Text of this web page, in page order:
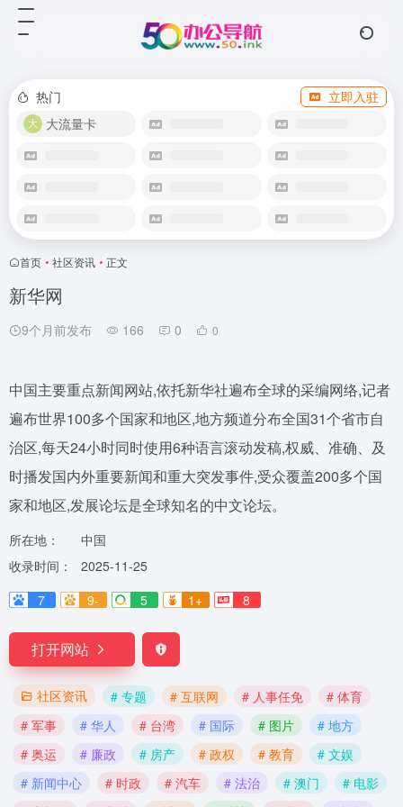
热门
立即入驻
大流量卡
首页 • 社区资讯 • 正文
新华网
9个月前发布 166 0 0
中国主要重点新闻网站,依托新华社遍布全球的采编网络,记者
遍布世界100多个国家和地区,地方频道分布全国31个省市自
治区,每天24小时同时使用6种语言滚动发稿,权威、准确、及
时播发国内外重要新闻和重大突发事件,受众覆盖200多个国
家和地区,发展论坛是全球知名的中文论坛。
所在地：
中国
收录时间：
2025-11-25
7
9- 5 1+ 8
打开网站
社区资讯 # 专题 # 互联网 # 人事任免
# 体育
# 军事
# 华人 # 台湾 # 国际 # 图片
# 地方
# 奥运
# 廉政 # 房产 # 政权 # 教育
# 文娱
# 新闻中心
# 时政 # 汽车 # 法治 # 澳门
# 电影